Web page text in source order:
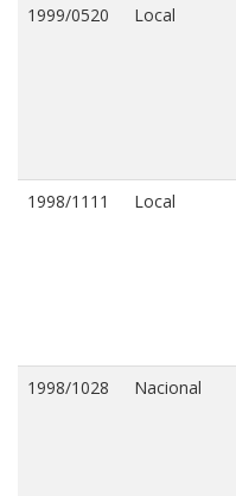
1999/0520 Local
1998/1111 Local
1998/1028 Nacional